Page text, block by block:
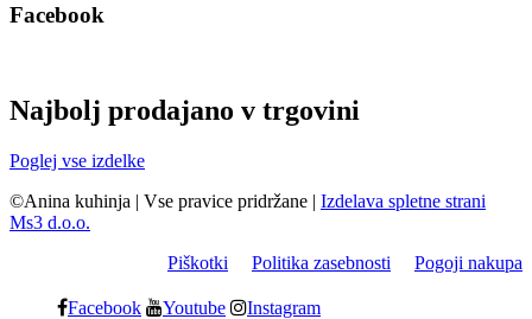
Facebook
Najbolj prodajano v trgovini
Poglej vse izdelke
©Anina kuhinja | Vse pravice pridržane | Izdelava spletne strani
Ms3 d.o.o.
Piškotki
Politika zasebnosti Pogoji nakupa
Facebook Youtube Instagram